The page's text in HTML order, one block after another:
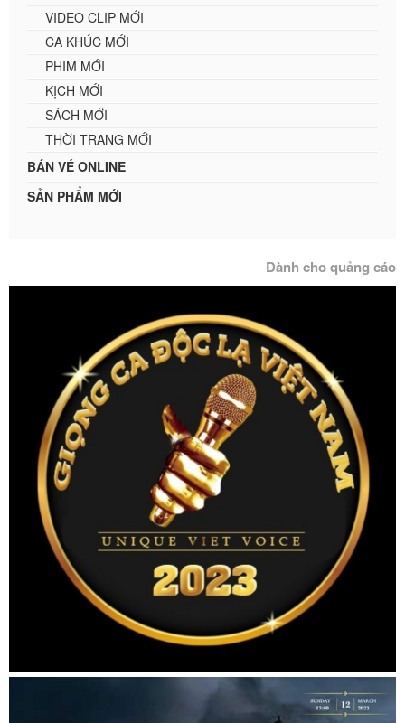
VIDEO CLIP MỚI
CA KHÚC MỚI
PHIM MỚI
KỊCH MỚI
SÁCH MỚI
THỜI TRANG MỚI
BÁN VÉ ONLINE
SẢN PHẨM MỚI
Dành cho quảng cáo